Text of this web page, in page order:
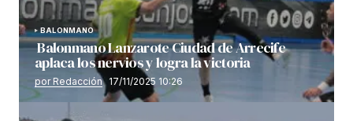
BALONMANO
Balonmano Lanzarote Ciudad de Arrecife
aplaca los nervios y logra la victoria
por Redacción 17/11/2025 10:26